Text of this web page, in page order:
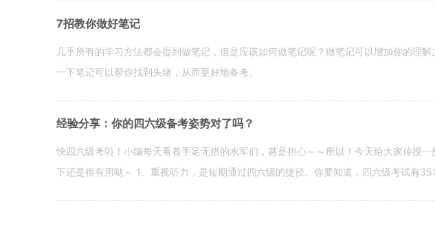
7招教你做好笔记
几乎所有的学习方法都会提到做笔记，但是应该如何做笔记呢？做笔记可以增加你的理
一下笔记可以帮你找到头绪，从而更好地备考。
经验分享：你的四六级备考姿势对了吗？
快四六级考啦！小编每天看着手足无措的水军们，甚是担心～～所以！今天给大家传授
下还是很有用哒～ 1、重视听力，是短期通过四六级的捷径。你要知道，四六级考试有